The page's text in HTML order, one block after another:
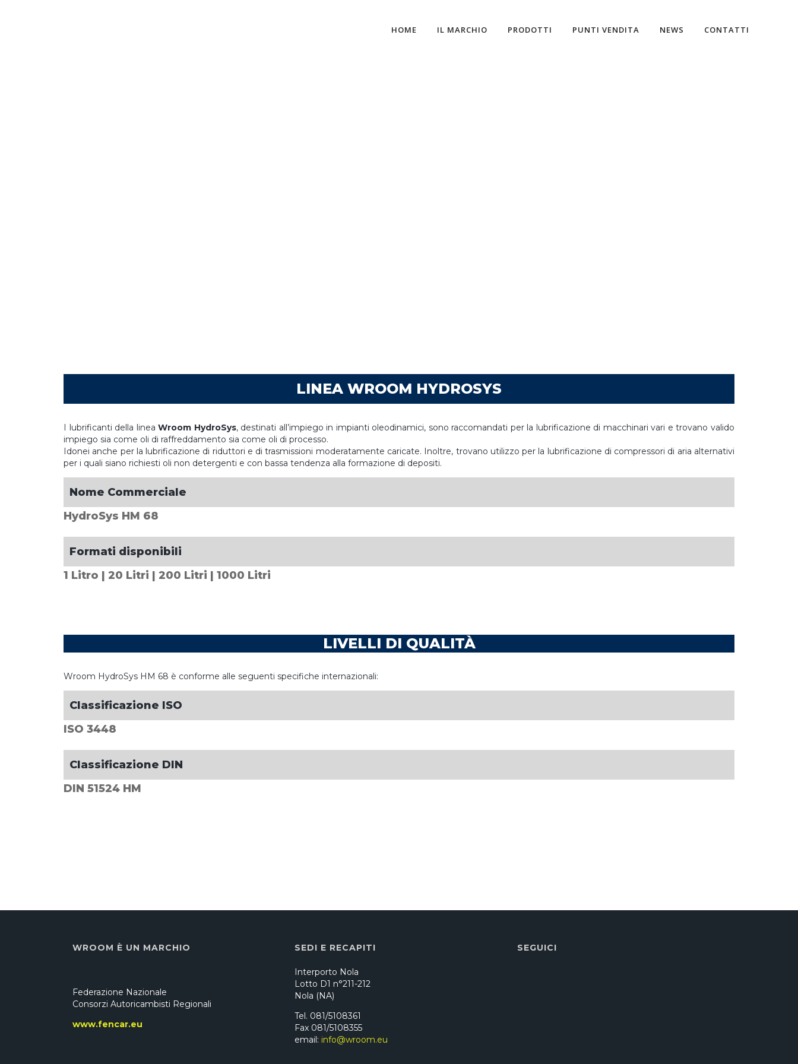
HOME IL MARCHIO PRODOTTI PUNTI VENDITA NEWS CONTATTI
LINEA WROOM HYDROSYS
I lubrificanti della lineaWroom HydroSys, destinati all’impiego in impianti oleodinamici, sono raccomandati per la lubrificazione di macchinari vari e trovano valido
impiego sia come oli di raffreddamento sia come oli di processo.
Idonei anche per la lubrificazione di riduttori e di trasmissioni moderatamente caricate. Inoltre, trovano utilizzo per la lubrificazione di compressori di aria alternativi
per i quali siano richiesti oli non detergenti e con bassa tendenza alla formazione di depositi.
Nome Commerciale
HydroSys HM 68
Formati disponibili
1 Litro | 20 Litri | 200 Litri | 1000 Litri
LIVELLI DI QUALITÀ
Wroom HydroSys HM 68 è conforme alle seguenti specifiche internazionali:
Classificazione ISO
ISO 3448
Classificazione DIN
DIN 51524 HM
WROOM È UN MARCHIO
Federazione Nazionale
Consorzi Autoricambisti Regionali
www.fencar.eu
SEDI E RECAPITI
Interporto Nola
Lotto D1 n°211-212
Nola (NA)
Tel. 081/5108361
Fax 081/5108355
email: info@wroom.eu
SEGUICI